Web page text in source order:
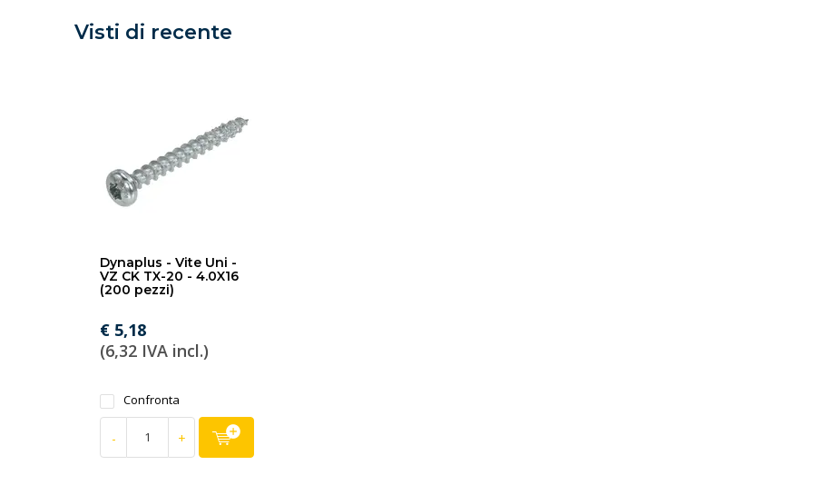
Visti di recente
Dynaplus - Vite Uni -
VZ CK TX-20 - 4.0X16
(200 pezzi)
€ 5,18
(6,32 IVA incl.)
Confronta
- +